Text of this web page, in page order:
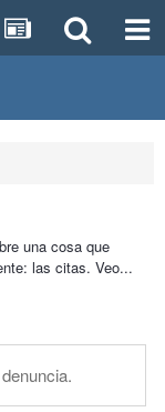
una cosa que
las citas. Veo...